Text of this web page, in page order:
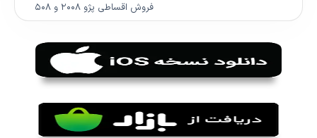
فروش اقساطی پژو ۲۰۰۸ و ۵۰۸